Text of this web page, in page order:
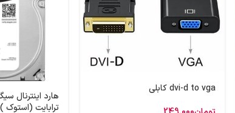
dvi-d to vga کابلی
ترابایت (استوک )